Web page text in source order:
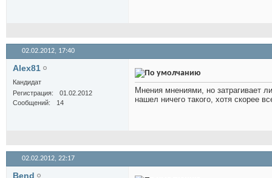
02.02.2012, 17:40
Alex81
Кандидат
Регистрация
01.02.2012
Сообщений
14
Мнения мнениями, но затрагивает
нашел ничего такого, хотя скорее
02.02.2012, 22:17
Bend